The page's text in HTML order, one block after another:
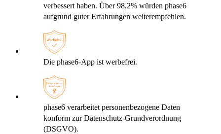
verbessert haben. Über 98,2% würden phase6
aufgrund guter Erfahrungen weiterempfehlen.
Die phase6-App ist werbefrei.
phase6 verarbeitet personenbezogene Daten
konform zur Datenschutz-Grundverordnung
(DSGVO).